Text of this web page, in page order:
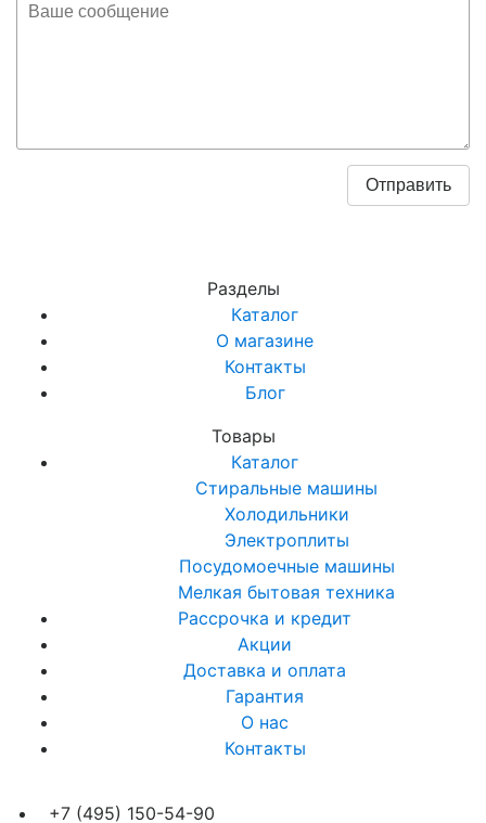
Разделы
Каталог
О магазине
Контакты
Блог
Товары
Каталог
Стиральные машины
Холодильники
Электроплиты
Посудомоечные машины
Мелкая бытовая техника
Рассрочка и кредит
Акции
Доставка и оплата
Гарантия
О нас
Контакты
+7 (495) 150-54-90